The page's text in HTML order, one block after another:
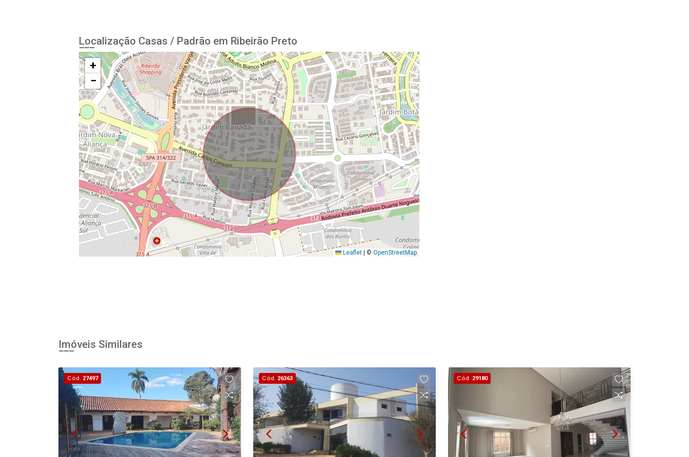
Localização Casas / Padrão em Ribeirão Preto
+
−
Leaflet © OpenStreetMap
Imóveis Similares
Cód. 27497 Cód. 26363 Cód. 29180